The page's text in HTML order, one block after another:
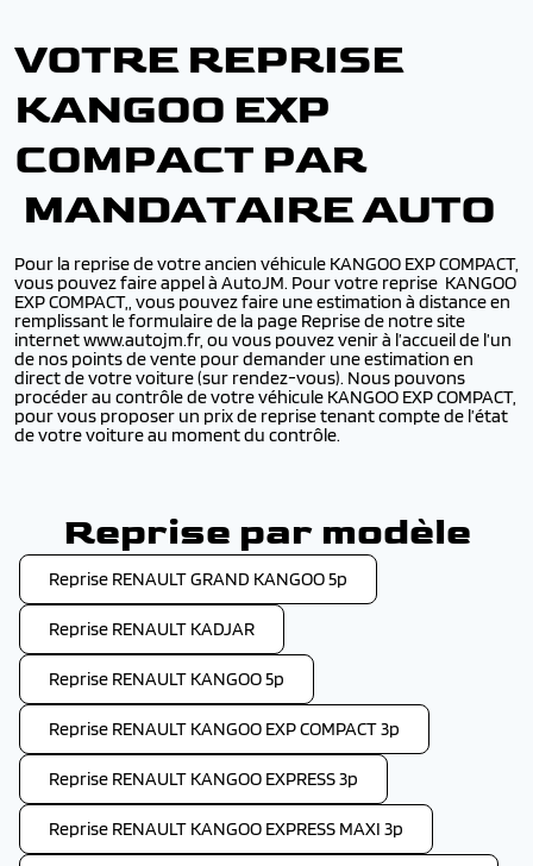
VOTRE REPRISE
KANGOO EXP
COMPACT PAR
MANDATAIRE AUTO
Pour la reprise de votre ancien véhicule KANGOO EXP COMPACT,
vous pouvez faire appel à AutoJM. Pour votre reprise KANGOO
EXP COMPACT,, vous pouvez faire une estimation à distance en
remplissant le formulaire de la page Reprise de notre site
internet www.autojm.fr, ou vous pouvez venir à l’accueil de l’un
de nos points de vente pour demander une estimation en
direct de votre voiture (sur rendez-vous). Nous pouvons
procéder au contrôle de votre véhicule KANGOO EXP COMPACT,
pour vous proposer un prix de reprise tenant compte de l’état
de votre voiture au moment du contrôle.
Reprise par modèle
Reprise RENAULT GRAND KANGOO 5p
Reprise RENAULT KADJAR
Reprise RENAULT KANGOO 5p
Reprise RENAULT KANGOO EXP COMPACT 3p
Reprise RENAULT KANGOO EXPRESS 3p
Reprise RENAULT KANGOO EXPRESS MAXI 3p